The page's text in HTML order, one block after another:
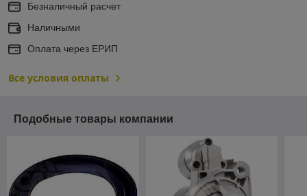
Безналичный расчет
Наличными
Оплата через ЕРИП
Все условия оплаты
Подобные товары компании